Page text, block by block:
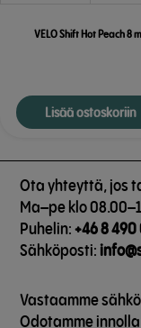
VELO Shift Hot Peach 8
Lisää ostoskoriin
Ota yhteyttä, jos
Ma–pe klo
Puhelin:+46 8
Sähköposti:
Vastaamme
Odotamme